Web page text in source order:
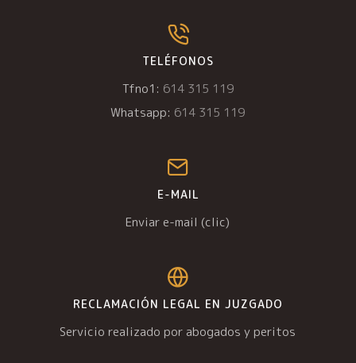
TELÉFONOS
Tfno1: 614 315 119
Whatsapp: 614 315 119
E-MAIL
Enviar e-mail (clic)
RECLAMACIÓN LEGAL EN JUZGADO
Servicio realizado por abogados y peritos